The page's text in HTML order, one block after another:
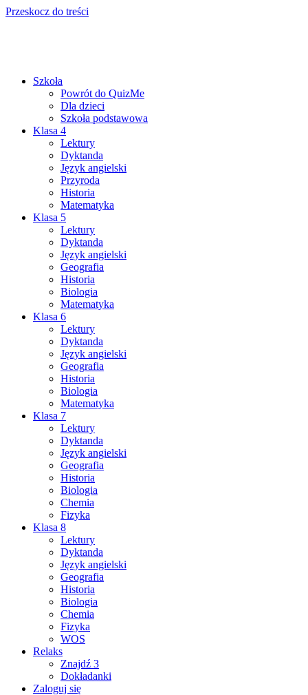
Przeskocz do treści
Szkoła
Powrót do QuizMe
Dla dzieci
Szkoła podstawowa
Klasa 4
Lektury
Dyktanda
Język angielski
Przyroda
Historia
Matematyka
Klasa 5
Lektury
Dyktanda
Język angielski
Geografia
Historia
Biologia
Matematyka
Klasa 6
Lektury
Dyktanda
Język angielski
Geografia
Historia
Biologia
Matematyka
Klasa 7
Lektury
Dyktanda
Język angielski
Geografia
Historia
Biologia
Chemia
Fizyka
Klasa 8
Lektury
Dyktanda
Język angielski
Geografia
Historia
Biologia
Chemia
Fizyka
WOS
Relaks
Znajdź 3
Dokładanki
Zaloguj się